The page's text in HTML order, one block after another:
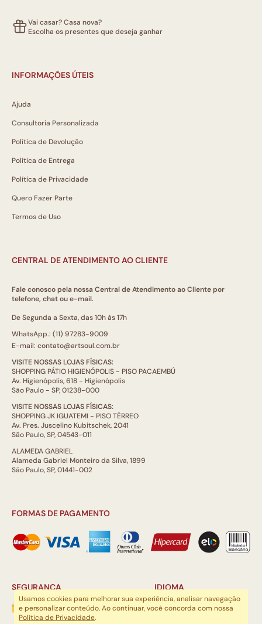
Vai casar? Casa nova?
Escolha os presentes que deseja ganhar
INFORMAÇÕES ÚTEIS
Ajuda
Consultoria Personalizada
Política de Devolução
Política de Entrega
Política de Privacidade
Quero Fazer Parte
Termos de Uso
CENTRAL DE ATENDIMENTO AO CLIENTE
Fale conosco pela nossa Central de Atendimento ao Cliente por
telefone, chat ou e-mail.
De Segunda a Sexta, das 10h às 17h
WhatsApp.: (11) 97283-9009
E-mail: contato@artsoul.com.br
VISITE NOSSAS LOJAS FÍSICAS:
SHOPPING PÁTIO HIGIENÓPOLIS - PISO PACAEMBÚ
Av. Higienópolis, 618 - Higienópolis
São Paulo - SP, 01238-000
VISITE NOSSAS LOJAS FÍSICAS:
SHOPPING JK IGUATEMI - PISO TÉRREO
Av. Pres. Juscelino Kubitschek, 2041
São Paulo, SP, 04543-011
ALAMEDA GABRIEL
Alameda Gabriel Monteiro da Silva, 1899
São Paulo, SP, 01441-002
FORMAS DE PAGAMENTO
SEGURANÇA IDIOMA
Usamos cookies para melhorar sua experiência, analisar navegação
e personalizar conteúdo. Ao continuar, você concorda com nossa
Política de Privacidade.